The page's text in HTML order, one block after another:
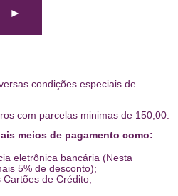
►
condições especiais de
com parcelas minimas de 150,00.
meios de pagamento como:
eletrônica bancária (Nesta
5% de desconto);
de Crédito;